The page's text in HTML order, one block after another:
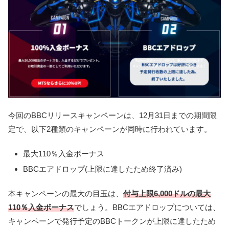
今回のBBCリリースキャンペーンは、12月31日までの期間限
定で、以下2種類のキャンペーンが同時に行われています。
最大110％入金ボーナス
BBCエアドロップ(上限に達したため終了済み)
本キャンペーンの最大の目玉は、 付与上限6,000ドルの最大
110％入金ボーナスでしょう。BBCエアドロップについては、
キャンペーンで発行予定のBBCトークンが上限に達したため